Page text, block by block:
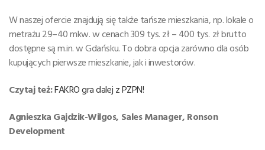
W naszej ofercie znajdują się także tańsze mieszkania, np. lokale o
metrażu 29–40 mkw. w cenach 309 tys. zł – 400 tys. zł brutto
dostępne są m.in. w Gdańsku. To dobra opcja zarówno dla osób
kupujących pierwsze mieszkanie, jak i inwestorów.
Czytaj też:FAKRO gra dalej z PZPN!
Agnieszka Gajdzik-Wilgos, Sales Manager, Ronson
Development